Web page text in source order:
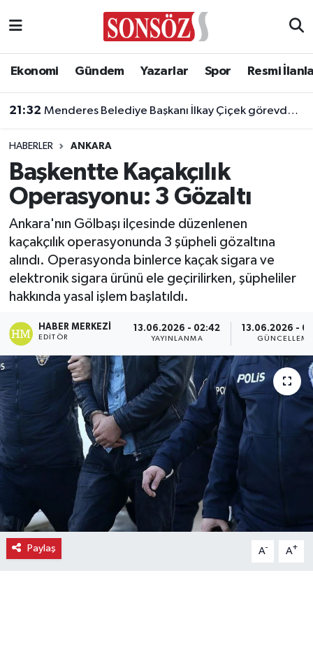
Ekonomi Gündem Yazarlar Spor Resmi
21:32 Menderes Belediye Başkanı İlkay Çiçek görevden uzaklaştırıldı
HABERLER ANKARA
Başkentte Kaçakçılık
Operasyonu: 3 Gözaltı
Ankara'nın Gölbaşı ilçesinde düzenlenen
kaçakçılık operasyonunda 3 şüpheli gözaltına
alındı. Operasyonda binlerce kaçak sigara ve
elektronik sigara ürünü ele geçirilirken, şüpheliler
hakkında yasal işlem başlatıldı.
HABER MERKEZI
EDITÖR
13.06.2026 - 02:42
YAYINLANMA
13.06.2026 -
GÜNCELLEME
Paylaş A- A+
Asayiş
Biyografi
Çevre
Diğer
Dünya
Eğitim
Ekonomi
Eleman
Emlak
Gündem
Gurme
Haber
İlçe Haberleri
Ankara Nöbetçi Eczaneler
Ankara Trafik Yoğunluk Haritası
Süper Lig Puan Durumu ve Fikstür
Tüm Manşetler
Son Dakika Haberleri
Haber Arşivi